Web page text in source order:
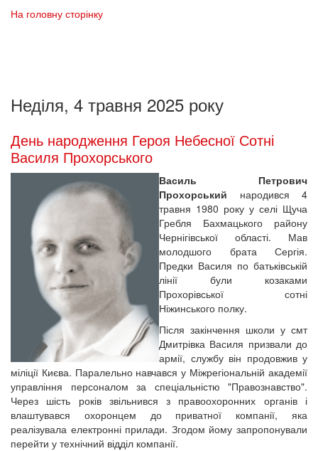
На головну сторінку
Неділя, 4 травня 2025 року
День народження Героя Небесної Сотні
Василя Прохорського
Василь Петрович
Прохорський народився 4
травня 1980 року у селі Щуча
Гребля Бахмацького району
Чернігівської області. Мав
молодшого брата Сергія.
Предки Василя по батьківській
лінії були козаками
Прохорівської сотні
Ніжинського полку.
Після закінчення школи у смт
Дмитрівка Василя призвали до
армії, службу він продовжив у
міліції Києва. Паралельно навчався у Міжрегіональній академії
управління персоналом за спеціальністю "Правознавство".
Через шість років звільнився з правоохоронних органів і
влаштувався охоронцем до приватної компанії, яка
реалізувала електронні прилади. Згодом йому запропонували
перейти у технічний відділ компанії.